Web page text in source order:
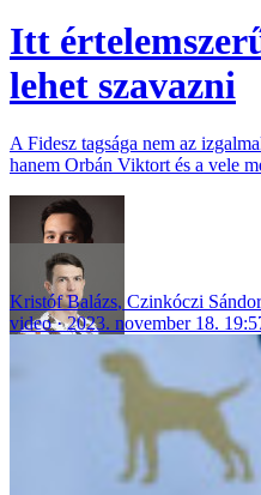
Itt
lehet szavazni
A Fidesz tagsága nem az
hanem Orbán Viktort és a vele
Kristóf Balázs, Czinkóczi Sándor
video
2023. november 18.